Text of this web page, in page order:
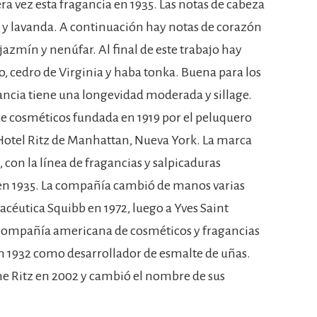
vez esta fragancia en 1935. Las notas de cabeza
lavanda. A continuación hay notas de corazón
y nenúfar. Al final de este trabajo hay
cedro de Virginia y haba tonka. Buena para los
tiene una longevidad moderada y sillage.
cosméticos fundada en 1919 por el peluquero
Ritz de Manhattan, Nueva York. La marca
la línea de fragancias y salpicaduras
1935. La compañía cambió de manos varias
Squibb en 1972, luego a Yves Saint
americana de cosméticos y fragancias
1932 como desarrollador de esmalte de uñas.
Ritz en 2002 y cambió el nombre de sus